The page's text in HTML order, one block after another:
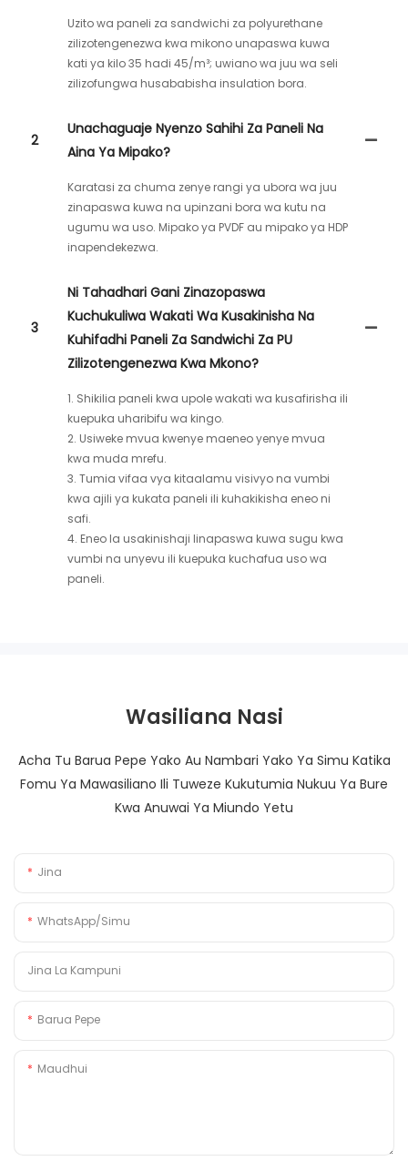
Uzito wa paneli za sandwichi za polyurethane
zilizotengenezwa kwa mikono unapaswa kuwa
kati ya kilo 35 hadi 45/m³; uwiano wa juu wa seli
zilizofungwa husababisha insulation bora.
2
Unachaguaje Nyenzo Sahihi Za Paneli Na
Aina Ya Mipako?
Karatasi za chuma zenye rangi ya ubora wa juu
zinapaswa kuwa na upinzani bora wa kutu na
ugumu wa uso. Mipako ya PVDF au mipako ya HDP
inapendekezwa.
3
Ni Tahadhari Gani Zinazopaswa
Kuchukuliwa Wakati Wa Kusakinisha Na
Kuhifadhi Paneli Za Sandwichi Za PU
Zilizotengenezwa Kwa Mkono?
1. Shikilia paneli kwa upole wakati wa kusafirisha ili
kuepuka uharibifu wa kingo.
2. Usiweke mvua kwenye maeneo yenye mvua
kwa muda mrefu.
3. Tumia vifaa vya kitaalamu visivyo na vumbi
kwa ajili ya kukata paneli ili kuhakikisha eneo ni
safi.
4. Eneo la usakinishaji linapaswa kuwa sugu kwa
vumbi na unyevu ili kuepuka kuchafua uso wa
paneli.
Wasiliana Nasi
Acha Tu Barua Pepe Yako Au Nambari Yako Ya Simu Katika
Fomu Ya Mawasiliano Ili Tuweze Kukutumia Nukuu Ya Bure
Kwa Anuwai Ya Miundo Yetu
Jina
WhatsApp/Simu
Jina La Kampuni
Barua Pepe
Maudhui